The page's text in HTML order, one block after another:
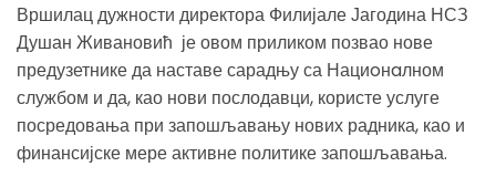
Вршилац дужности директора Филијале Јагодина НСЗ
Душан Живановић је овом приликом позвао нове
предузетнике да наставе сарадњу са Нациoнaлном
службом и да, као нови послодавци, користе услуге
посредовања при запошљавању нових радника, као и
финансијске мере активне политике запошљавања.